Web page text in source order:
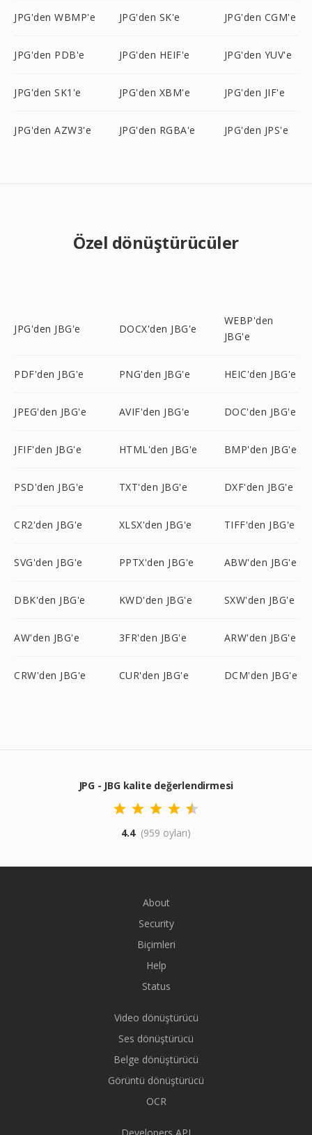
JPG'den WBMP'e JPG'den SK'e JPG'den CGM'e
JPG'den PDB'e JPG'den HEIF'e JPG'den YUV'e
JPG'den SK1'e JPG'den XBM'e JPG'den JIF'e
JPG'den AZW3'e JPG'den RGBA'e JPG'den JPS'e
Özel dönüştürücüler
JPG'den JBG'e DOCX'den JBG'e
WEBP'den
JBG'e
PDF'den JBG'e PNG'den JBG'e HEIC'den JBG'e
JPEG'den JBG'e AVIF'den JBG'e DOC'den JBG'e
JFIF'den JBG'e HTML'den JBG'e BMP'den JBG'e
PSD'den JBG'e TXT'den JBG'e DXF'den JBG'e
CR2'den JBG'e XLSX'den JBG'e TIFF'den JBG'e
SVG'den JBG'e PPTX'den JBG'e ABW'den JBG'e
DBK'den JBG'e KWD'den JBG'e SXW'den JBG'e
AW'den JBG'e 3FR'den JBG'e ARW'den JBG'e
CRW'den JBG'e CUR'den JBG'e DCM'den JBG'e
JPG - JBG kalite değerlendirmesi
4.4 (959 oyları)
About
Security
Biçimleri
Help
Status
Video dönüştürücü
Ses dönüştürücü
Belge dönüştürücü
Görüntü dönüştürücü
OCR